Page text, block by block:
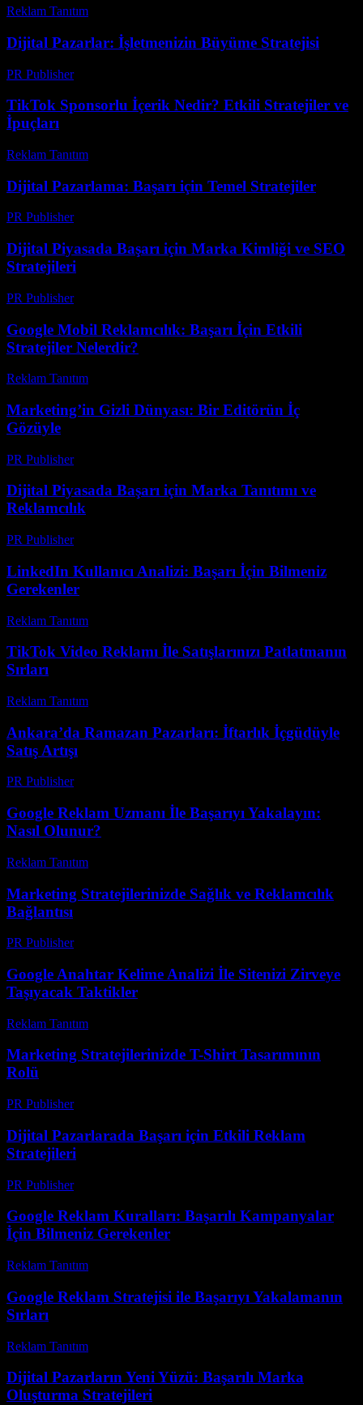
Reklam Tanıtım
Dijital Pazarlar: İşletmenizin Büyüme Stratejisi
PR Publisher-
TikTok Sponsorlu İçerik Nedir? Etkili Stratejiler ve
İpuçları
Reklam Tanıtım
Dijital Pazarlama: Başarı için Temel Stratejiler
PR Publisher-
Dijital Piyasada Başarı için Marka Kimliği ve SEO
Stratejileri
PR Publisher-
Google Mobil Reklamcılık: Başarı İçin Etkili
Stratejiler Nelerdir?
Reklam Tanıtım
Marketing’in Gizli Dünyası: Bir Editörün İç
Gözüyle
PR Publisher-
Dijital Piyasada Başarı için Marka Tanıtımı ve
Reklamcılık
PR Publisher-
LinkedIn Kullanıcı Analizi: Başarı İçin Bilmeniz
Gerekenler
Reklam Tanıtım
TikTok Video Reklamı İle Satışlarınızı Patlatmanın
Sırları
Reklam Tanıtım
Ankara’da Ramazan Pazarları: İftarlık İçgüdüyle
Satış Artışı
PR Publisher-
Google Reklam Uzmanı İle Başarıyı Yakalayın:
Nasıl Olunur?
Reklam Tanıtım
Marketing Stratejilerinizde Sağlık ve Reklamcılık
Bağlantısı
PR Publisher-
Google Anahtar Kelime Analizi İle Sitenizi Zirveye
Taşıyacak Taktikler
Reklam Tanıtım
Marketing Stratejilerinizde T-Shirt Tasarımının
Rolü
PR Publisher-
Dijital Pazarlarada Başarı için Etkili Reklam
Stratejileri
PR Publisher-
Google Reklam Kuralları: Başarılı Kampanyalar
İçin Bilmeniz Gerekenler
Reklam Tanıtım
Google Reklam Stratejisi ile Başarıyı Yakalamanın
Sırları
Reklam Tanıtım
Dijital Pazarların Yeni Yüzü: Başarılı Marka
Oluşturma Stratejileri